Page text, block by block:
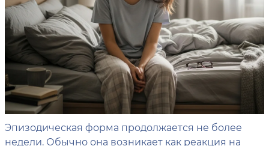
Эпизодическая форма продолжается не более
недели. Обычно она возникает как реакция на